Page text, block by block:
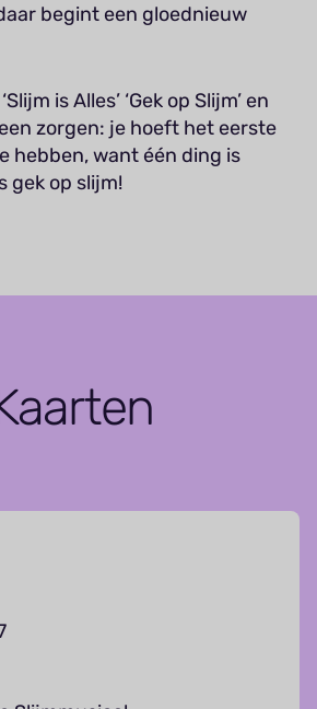
begint een gloednieuw
is Alles’ ‘Gek op Slijm’ en
zorgen: je hoeft het eerste
hebben, want één ding is
gek op slijm!